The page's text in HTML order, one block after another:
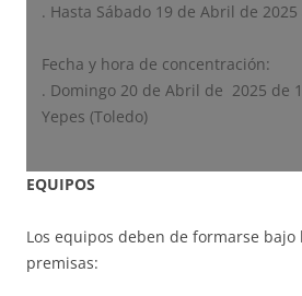
. Hasta Sábado 19 de Abril de
Fecha y hora de concentración:
. Domingo 20 de Abril de 2025 de
Yepes (Toledo)
EQUIPOS
Los equipos deben de formarse bajo
premisas: